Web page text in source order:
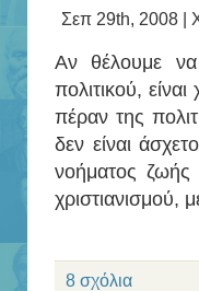
Σεπ 29th, 2008 |
Αν θέλουμε να
πολιτικού,
πέραν της
δεν είναι
νοήματος
χριστιανισμού,
8 σχόλια